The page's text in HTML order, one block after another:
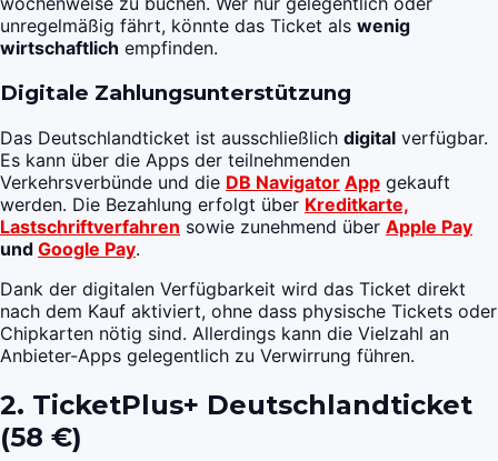
unregelmäßig fährt, könnte das Ticket als wenig
wirtschaftlich empfinden.
Digitale Zahlungsunterstützung
Das Deutschlandticket ist ausschließlich digital verfügbar.
Es kann über die Apps der teilnehmenden
Verkehrsverbünde und die DB Navigator App gekauft
werden. Die Bezahlung erfolgt über Kreditkarte,
Lastschriftverfahren sowie zunehmend über Apple Pay
und Google Pay.
Dank der digitalen Verfügbarkeit wird das Ticket direkt
nach dem Kauf aktiviert, ohne dass physische Tickets oder
Chipkarten nötig sind. Allerdings kann die Vielzahl an
Anbieter-Apps gelegentlich zu Verwirrung führen.
2. TicketPlus+ Deutschlandticket
(58 €)